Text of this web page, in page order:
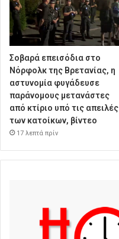
Σοβαρά επεισόδια στο
Νόρφολκ της Βρετανίας, η
αστυνομία φυγάδευσε
παράνομους μετανάστες
από κτίριο υπό τις απειλές
των κατοίκων, βίντεο
17 λεπτά πρίν